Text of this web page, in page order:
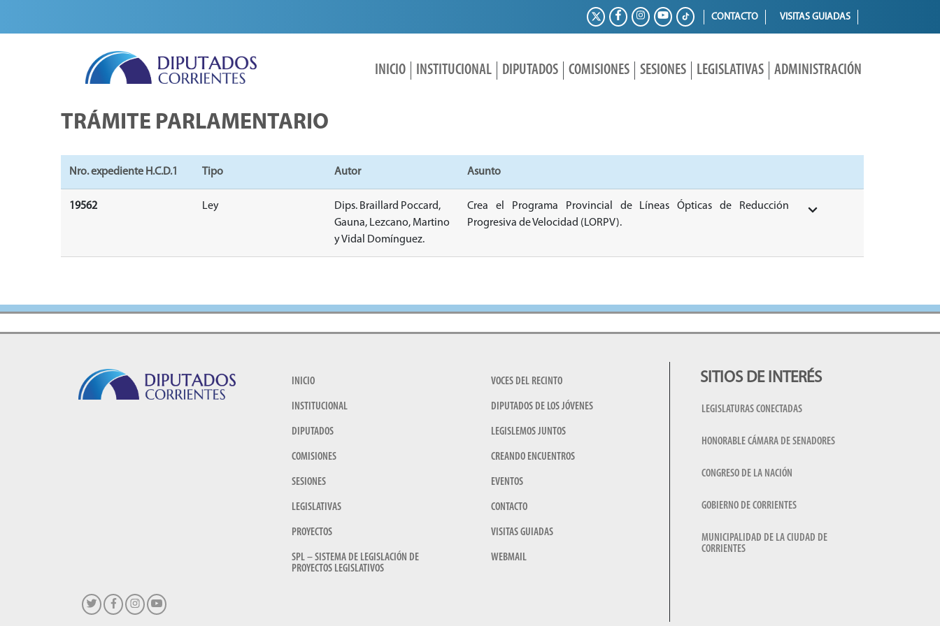
CONTACTO VISITAS GUIADAS
INICIO INSTITUCIONAL DIPUTADOS COMISIONES SESIONES LEGISLATIVAS ADMINISTRACIÓN
TRÁMITE PARLAMENTARIO
Nro. expediente H.C.D.1 Tipo Autor Asunto
19562 Ley
Dips. Braillard Poccard,
Gauna, Lezcano, Martino
y Vidal Domínguez.
Crea el Programa Provincial de Líneas Ópticas de Reducción
Progresiva de Velocidad (LORPV).
INICIO
INSTITUCIONAL
DIPUTADOS
COMISIONES
SESIONES
LEGISLATIVAS
PROYECTOS
SPL – SISTEMA DE LEGISLACIÓN DE
PROYECTOS LEGISLATIVOS
VOCES DEL RECINTO
DIPUTADOS DE LOS JÓVENES
LEGISLEMOS JUNTOS
CREANDO ENCUENTROS
EVENTOS
CONTACTO
VISITAS GUIADAS
WEBMAIL
SITIOS DE INTERÉS
LEGISLATURAS CONECTADAS
HONORABLE CÁMARA DE SENADORES
CONGRESO DE LA NACIÓN
GOBIERNO DE CORRIENTES
MUNICIPALIDAD DE LA CIUDAD DE
CORRIENTES